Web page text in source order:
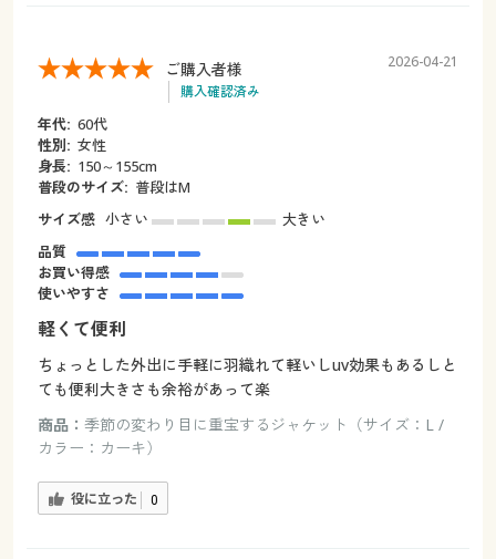
ご購入者様
購入確認済み
2026-04-21
年代: 60代
性別: 女性
身長: 150～155cm
普段のサイズ: 普段はM
サイズ感 小さい
大きい
品質
お買い得感
使いやすさ
軽くて便利
ちょっとした外出に手軽に羽織れて軽いしuv効果もあるしと
ても便利大きさも余裕があって楽
商品： 季節の変わり目に重宝するジャケット（サイズ：L /
カラー：カーキ）
役に立った 0